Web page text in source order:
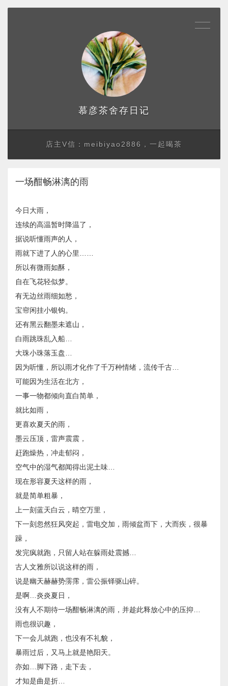
慕彦茶舍存日记
店主V信：meibiyao2886，一起喝茶
一场酣畅淋漓的雨
今日大雨，
连续的高温暂时降温了，
据说听懂雨声的人，
雨就下进了人的心里……
所以有微雨如酥，
自在飞花轻似梦。
有无边丝雨细如愁，
宝帘闲挂小银钩。
还有黑云翻墨未遮山，
白雨跳珠乱入船…
大珠小珠落玉盘…
因为听懂，所以雨才化作了千万种情绪，流传千古…
可能因为生活在北方，
一事一物都倾向直白简单，
就比如雨，
更喜欢夏天的雨，
墨云压顶，雷声震震，
赶跑燥热，冲走郁闷，
空气中的湿气都闻得出泥土味…
现在形容夏天这样的雨，
就是简单粗暴，
上一刻蓝天白云，晴空万里，
下一刻忽然狂风突起，雷电交加，雨倾盆而下，大而疾，很暴
躁，
发完疯就跑，只留人站在躲雨处震撼…
古人文雅所以说这样的雨，
说是幽天赫赫势霶霈，雷公振铎驱山碎。
是啊…炎炎夏日，
没有人不期待一场酣畅淋漓的雨，并趁此释放心中的压抑…
雨也很识趣，
下一会儿就跑，也没有不礼貌，
暴雨过后，又马上就是艳阳天。
​亦如…脚下路，走下去，
才知是曲是折…